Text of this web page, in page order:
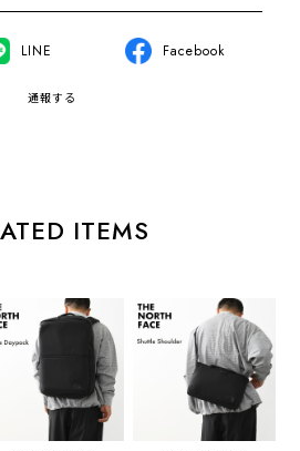
LINE Facebook
通報する
ITEMS